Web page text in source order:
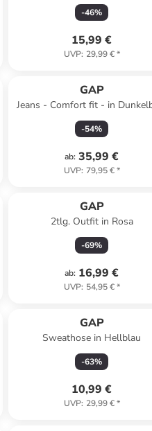
-46%
15,99 €
UVP: 29,99 €*
GAP
Jeans - Comfort fit - in
-54%
ab: 35,99 €
UVP: 79,95 €*
GAP
2tlg. Outfit in Rosa
-69%
ab: 16,99 €
UVP: 54,95 €*
GAP
Sweathose in Hellblau
-63%
10,99 €
UVP: 29,99 €*